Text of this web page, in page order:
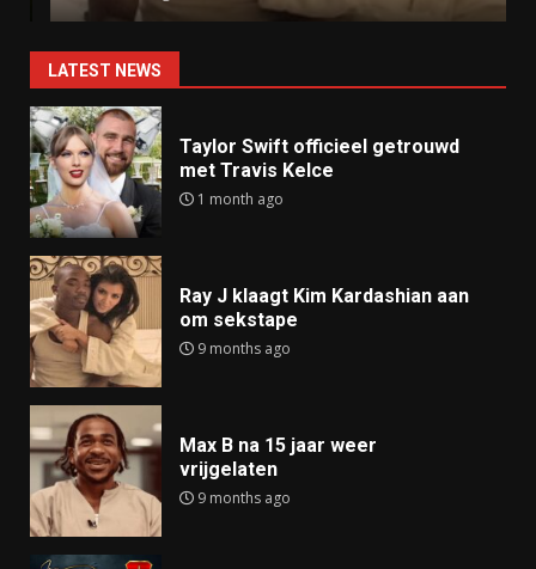
LATEST NEWS
Taylor Swift officieel getrouwd
met Travis Kelce
1 month ago
Ray J klaagt Kim Kardashian aan
om sekstape
9 months ago
Max B na 15 jaar weer
vrijgelaten
9 months ago